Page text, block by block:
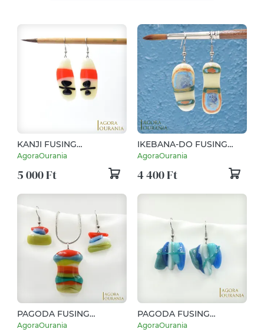
KANJI FUSING
ÜVEGÉKSZER NO. 97
AgoraOurania
5 000 Ft
IKEBANA-DO FUSING
ÜVEGÉKSZER NO. 83
AgoraOurania
4 400 Ft
PAGODA FUSING
ÜVEGÉKSZER NO. 45
AgoraOurania
PAGODA FUSING
ÜVEGÉKSZER NO. 35
AgoraOurania